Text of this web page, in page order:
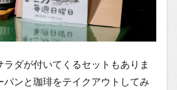
ダが付いてくるセットもありま
ンと珈琲をテイクアウトしてみ